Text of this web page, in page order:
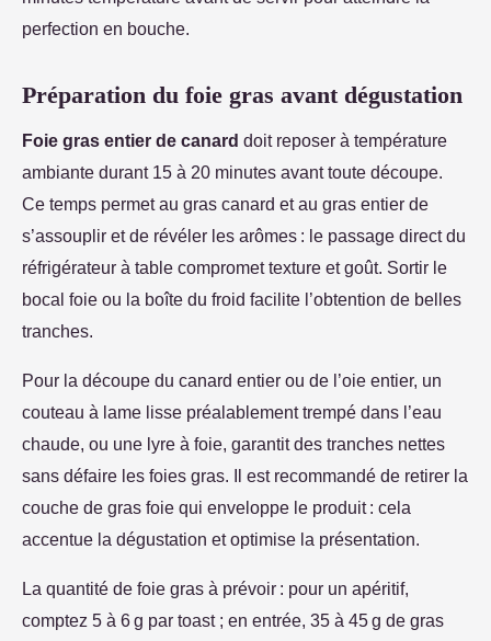
perfection en bouche.
Préparation du foie gras avant dégustation
Foie gras entier de canard doit reposer à température
ambiante durant 15 à 20 minutes avant toute découpe.
Ce temps permet au gras canard et au gras entier de
s’assouplir et de révéler les arômes : le passage direct du
réfrigérateur à table compromet texture et goût. Sortir le
bocal foie ou la boîte du froid facilite l’obtention de belles
tranches.
Pour la découpe du canard entier ou de l’oie entier, un
couteau à lame lisse préalablement trempé dans l’eau
chaude, ou une lyre à foie, garantit des tranches nettes
sans défaire les foies gras. Il est recommandé de retirer la
couche de gras foie qui enveloppe le produit : cela
accentue la dégustation et optimise la présentation.
La quantité de foie gras à prévoir : pour un apéritif,
comptez 5 à 6 g par toast ; en entrée, 35 à 45 g de gras